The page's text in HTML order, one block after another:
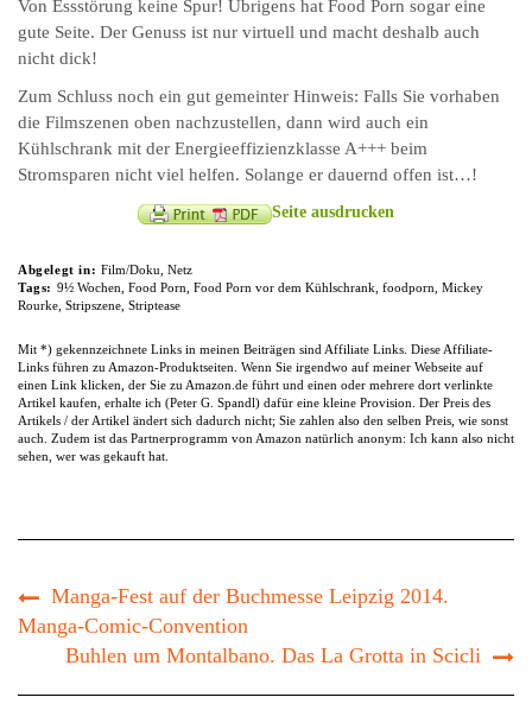
Von Essstörung keine Spur! Übrigens hat Food Porn sogar eine
gute Seite. Der Genuss ist nur virtuell und macht deshalb auch
nicht dick!
Zum Schluss noch ein gut gemeinter Hinweis: Falls Sie vorhaben
die Filmszenen oben nachzustellen, dann wird auch ein
Kühlschrank mit der Energieeffizienzklasse A+++ beim
Stromsparen nicht viel helfen. Solange er dauernd offen ist…!
Seite ausdrucken
Abgelegt in: Film/Doku Netz
Tags: 9½ Wochen Food Porn Food Porn vor dem Kühlschrank foodporn Mickey
Rourke Stripszene Striptease
Mit *) gekennzeichnete Links in meinen Beiträgen sind Affiliate Links. Diese Affiliate-
Links führen zu Amazon-Produktseiten. Wenn Sie irgendwo auf meiner Webseite auf
einen Link klicken, der Sie zu Amazon.de führt und einen oder mehrere dort verlinkte
Artikel kaufen, erhalte ich (Peter G. Spandl) dafür eine kleine Provision. Der Preis des
Artikels / der Artikel ändert sich dadurch nicht; Sie zahlen also den selben Preis, wie sonst
auch. Zudem ist das Partnerprogramm von Amazon natürlich anonym: Ich kann also nicht
sehen, wer was gekauft hat.
Manga-Fest auf der Buchmesse Leipzig 2014.
Manga-Comic-Convention
Buhlen um Montalbano. Das La Grotta in Scicli